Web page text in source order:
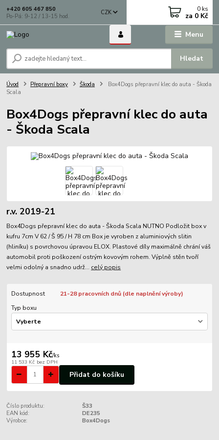
Menu
CZK
Hledat
+420 605 467 850
Po-Pá: 9-12 / 13-15 hod.
0 ks
za 0 Kč
Úvod Přepravní boxy Škoda
Box4Dogs přepravní klec do auta - Škoda
Scala
Box4Dogs přepravní klec do auta
- Škoda Scala
r.v. 2019-21
Box4Dogs přepravní klec do auta - Škoda Scala NUTNO Podložit box v
kufru 7cm V 62 / Š 95 / H 78 cm Box je vyroben z aluminiových slitin
(hliníku) s povrchovou úpravou ELOX. Plastové díly maximálně chrání váš
automobil proti poškození ostrým kovovým rohem. Výplně stěn tvoří
velmi odolný a snadno udrž... celý popis
Dostupnost
21-28 pracovních dnů (dle naplnění výroby)
Typ boxu
13 955 Kč/ks
11 533 Kč bez DPH
Přidat do košíku
Číslo produktu:
Š33
EAN kód:
DE235
Výrobce:
Box4Dogs